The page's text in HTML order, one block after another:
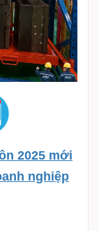
2025 mới
nghiệp